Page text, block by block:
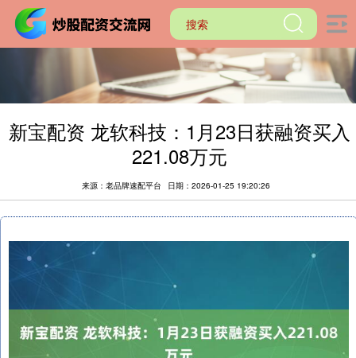
新宝配资 龙软科技：1月23日获融资买入
221.08万元
来源：老品牌速配平台 日期：2026-01-25 19:20:26